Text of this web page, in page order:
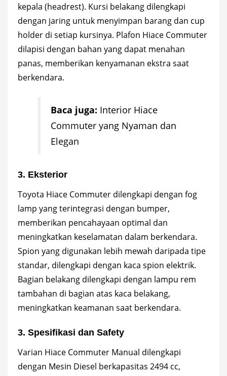
kepala (headrest). Kursi belakang dilengkapi
dengan jaring untuk menyimpan barang dan cup
holder di setiap kursinya. Plafon Hiace Commuter
dilapisi dengan bahan yang dapat menahan
panas, memberikan kenyamanan ekstra saat
berkendara.
Baca juga: Interior Hiace
Commuter yang Nyaman dan
Elegan
3. Eksterior
Toyota Hiace Commuter dilengkapi dengan fog
lamp yang terintegrasi dengan bumper,
memberikan pencahayaan optimal dan
meningkatkan keselamatan dalam berkendara.
Spion yang digunakan lebih mewah daripada tipe
standar, dilengkapi dengan kaca spion elektrik.
Bagian belakang dilengkapi dengan lampu rem
tambahan di bagian atas kaca belakang,
meningkatkan keamanan saat berkendara.
3. Spesifikasi dan Safety
Varian Hiace Commuter Manual dilengkapi
dengan Mesin Diesel berkapasitas 2494 cc,